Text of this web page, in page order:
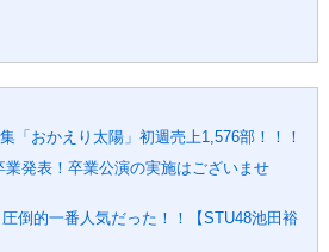
「おかえり太陽」初週売上1,576部！！！
業発表！卒業公演の実施はございませ
倒的一番人気だった！！【STU48池田裕